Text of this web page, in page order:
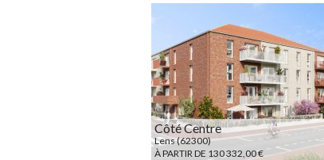
À PARTIR DE 451 000,00 €
Côté Centre
Lens (62300)
À PARTIR DE 130 332,00 €